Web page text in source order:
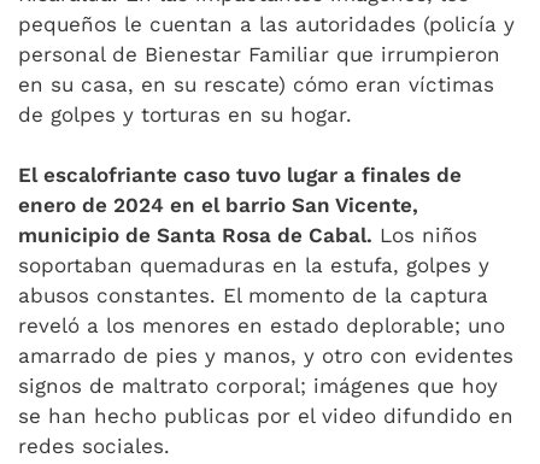
pequeños le cuentan a las autoridades (policía y
personal de Bienestar Familiar que irrumpieron
en su casa, en su rescate) cómo eran víctimas
de golpes y torturas en su hogar.
El escalofriante caso tuvo lugar a finales de
enero de 2024 en el barrio San Vicente,
municipio de Santa Rosa de Cabal. Los niños
soportaban quemaduras en la estufa, golpes y
abusos constantes. El momento de la captura
reveló a los menores en estado deplorable; uno
amarrado de pies y manos, y otro con evidentes
signos de maltrato corporal; imágenes que hoy
se han hecho publicas por el video difundido en
redes sociales.